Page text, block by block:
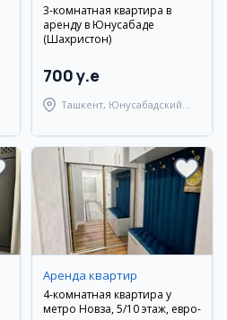
3-комнатная квартира в
аренду в Юнусабаде
(Шахристон)
700 y.e
Ташкент, Юнусабадский
Аренда квартир
4-комнатная квартира у
метро Новза, 5/10 этаж, евро-